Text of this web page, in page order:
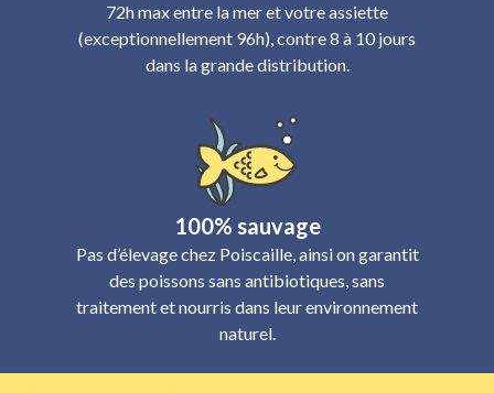
72h max entre la mer et votre assiette
(exceptionnellement 96h), contre 8 à 10 jours
dans la grande distribution.
100% sauvage
Pas d’élevage chez Poiscaille, ainsi on garantit
des poissons sans antibiotiques, sans
traitement et nourris dans leur environnement
naturel.